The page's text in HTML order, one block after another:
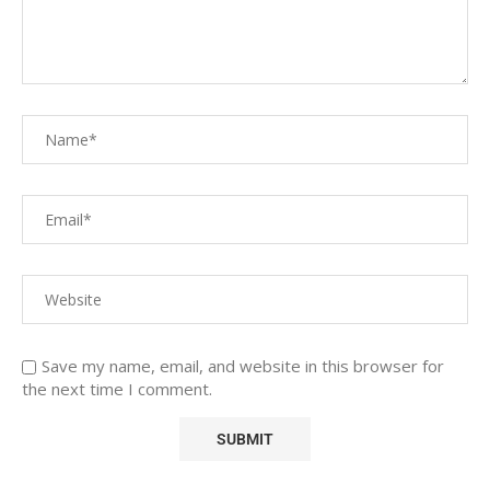
Save my name, email, and website in this browser for
the next time I comment.